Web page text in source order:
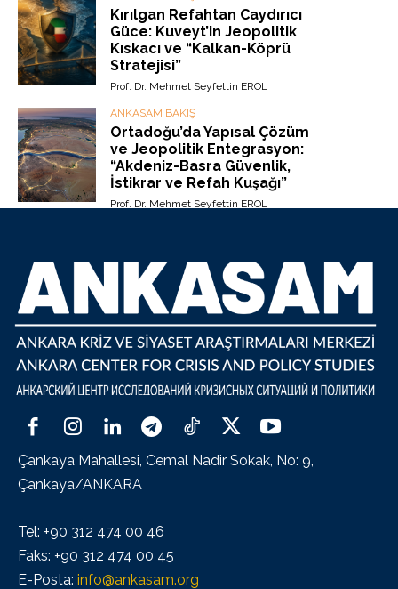
Kırılgan Refahtan Caydırıcı
Güce: Kuveyt’in Jeopolitik
Kıskacı ve “Kalkan-Köprü
Stratejisi”
Prof. Dr. Mehmet Seyfettin EROL
ANKASAM BAKIŞ
Ortadoğu’da Yapısal Çözüm
ve Jeopolitik Entegrasyon:
“Akdeniz-Basra Güvenlik,
İstikrar ve Refah Kuşağı”
Prof. Dr. Mehmet Seyfettin EROL
Çankaya Mahallesi, Cemal Nadir Sokak, No: 9,
Çankaya/ANKARA
Tel: +90 312 474 00 46
Faks: +90 312 474 00 45
E-Posta: info@ankasam.org